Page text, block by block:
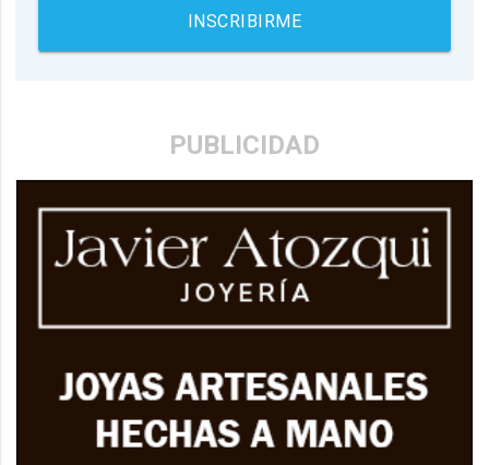
INSCRIBIRME
PUBLICIDAD